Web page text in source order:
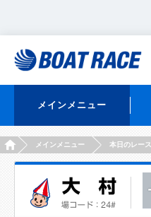
メインメニュー
HOMEメインメニュー 本日のレース